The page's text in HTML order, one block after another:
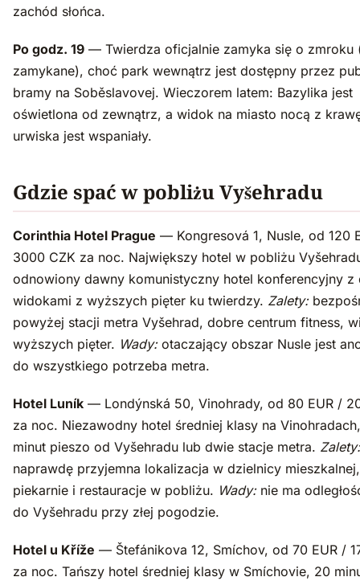
zachód słońca.
Po godz. 19 — Twierdza oficjalnie zamyka się o zmroku
zamykane), choć park wewnątrz jest dostępny przez
bramy na Soběslavovej. Wieczorem latem: Bazylika jest
oświetlona od zewnątrz, a widok na miasto nocą z
urwiska jest wspaniały.
Gdzie spać w pobliżu Vyšehradu
Corinthia Hotel Prague — Kongresová 1, Nusle, od 120
3000 CZK za noc. Największy hotel w pobliżu
odnowiony dawny komunistyczny hotel konferencyjny z
widokami z wyższych pięter ku twierdzy. Zalety:
powyżej stacji metra Vyšehrad, dobre centrum fitness,
wyższych pięter. Wady:otaczający obszar Nusle jest
do wszystkiego potrzeba metra.
Hotel Luník — Londýnská 50, Vinohrady, od 80 EUR /
za noc. Niezawodny hotel średniej klasy na
minut pieszo od Vyšehradu lub dwie stacje metra. Zalety:
naprawdę przyjemna lokalizacja w dzielnicy
piekarnie i restauracje w pobliżu. Wady:nie ma
do Vyšehradu przy złej pogodzie.
Hotel u Kříže — Štefánikova 12, Smíchov, od 70 EUR /
za noc. Tańszy hotel średniej klasy w Smíchovie, 20